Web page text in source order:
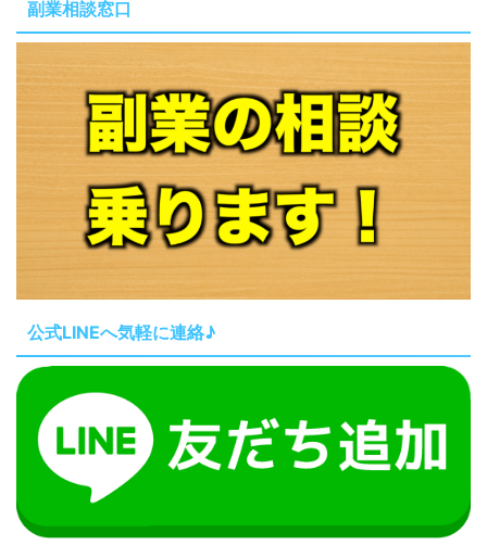
副業相談窓口
公式LINEへ気軽に連絡♪